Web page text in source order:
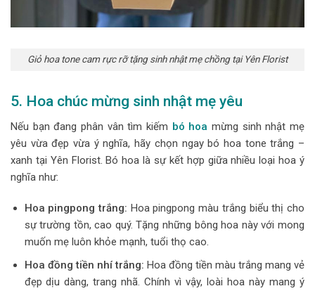
Giỏ hoa tone cam rực rỡ tặng sinh nhật mẹ chồng tại Yên Florist
5. Hoa chúc mừng sinh nhật mẹ yêu
Nếu bạn đang phân vân tìm kiếm bó hoa mừng sinh nhật mẹ
yêu vừa đẹp vừa ý nghĩa, hãy chọn ngay bó hoa tone trắng –
xanh tại Yên Florist. Bó hoa là sự kết hợp giữa nhiều loại hoa ý
nghĩa như:
Hoa pingpong trắng: Hoa pingpong màu trắng biểu thị cho
sự trường tồn, cao quý. Tặng những bông hoa này với mong
muốn mẹ luôn khỏe mạnh, tuổi thọ cao.
Hoa đồng tiền nhí trắng: Hoa đồng tiền màu trắng mang vẻ
đẹp dịu dàng, trang nhã. Chính vì vậy, loài hoa này mang ý